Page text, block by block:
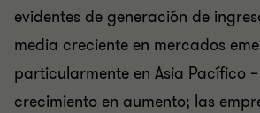
evidentes de generación de
media creciente en mercados
particularmente en Asia Pacífico
crecimiento en aumento; las